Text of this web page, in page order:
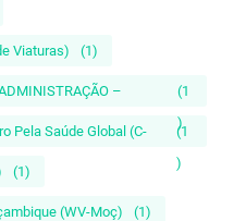
Viaturas) (1)
–
(1
)
Pela Saúde Global (C-
(1
)
(1)
(WV-Moç) (1)